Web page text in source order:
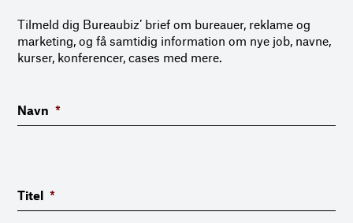
Tilmeld dig Bureaubiz’ brief om bureauer, reklame og
marketing, og få samtidig information om nye job, navne,
kurser, konferencer, cases med mere.
Navn *
Titel *